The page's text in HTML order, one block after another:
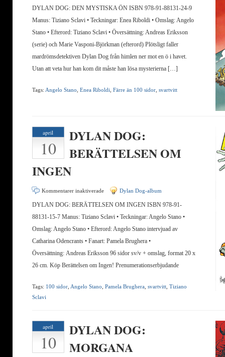
DEN
MYSTISKA
ÖN
DYLAN DOG: DEN MYSTISKA ÖN ISBN 978-91-88131-24-9
Manus: Tiziano Sclavi • Teckningar: Enea Riboldi • Omslag: Angelo
Stano • Efterord: Tiziano Sclavi • Översättning: Andreas Eriksson
(serie) och Marie Vasponi-Björkman (efterord) Plötsligt faller
mardrömsdetektiven Dylan Dog från himlen ner mot en ö i havet.
Utan att veta hur han kom dit måste han lösa mysterierna […]
Tags: Angelo Stano Enea Riboldi Färre än 100 sidor svartvitt
april
10
DYLAN DOG:
BERÄTTELSEN OM
INGEN
Kommentarer inaktiverade för
BERÄTTELSEN
OM
INGEN
Dylan Dog-album
DYLAN DOG: BERÄTTELSEN OM INGEN ISBN 978-91-
88131-15-7 Manus: Tiziano Sclavi • Teckningar: Angelo Stano •
Omslag: Angelo Stano • Efterord: Angelo Stano intervjuad av
Catharina Odencrants • Fanart: Pamela Brughera •
Översättning: Andreas Eriksson 96 sidor sv/v + omslag, format 20 x
26 cm. Köp Berättelsen om Ingen! Prenumerationserbjudande
Tags: 100 sidor Angelo Stano Pamela Brughera svartvitt Tiziano
Sclavi
april
10
DYLAN DOG:
MORGANA